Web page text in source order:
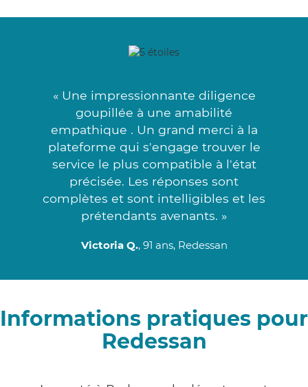
« Une impressionnante diligence
goupillée à une amabilité
empathique . Un grand merci à la
plateforme qui s'engage trouver le
service le plus compatible à l'état
précisée. Les réponses sont
complètes et sont intelligibles et les
prétendants avenants. »
Victoria Q., 91 ans, Redessan
Informations pratiques pour
Redessan